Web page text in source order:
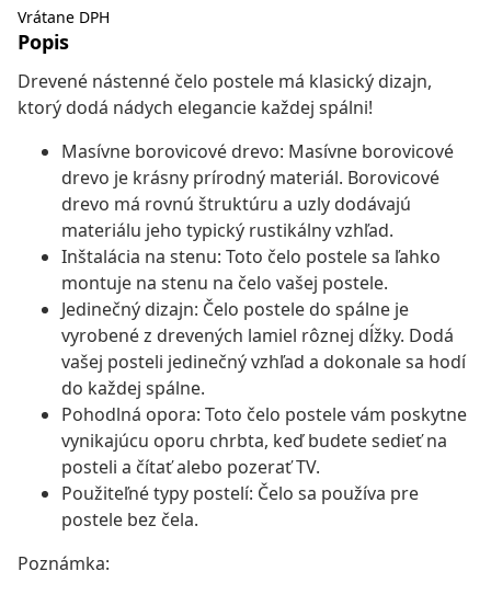
Vrátane DPH
Popis
Drevené nástenné čelo postele má klasický dizajn,
ktorý dodá nádych elegancie každej spálni!
Masívne borovicové drevo: Masívne borovicové
drevo je krásny prírodný materiál. Borovicové
drevo má rovnú štruktúru a uzly dodávajú
materiálu jeho typický rustikálny vzhľad.
Inštalácia na stenu: Toto čelo postele sa ľahko
montuje na stenu na čelo vašej postele.
Jedinečný dizajn: Čelo postele do spálne je
vyrobené z drevených lamiel rôznej dĺžky. Dodá
vašej posteli jedinečný vzhľad a dokonale sa hodí
do každej spálne.
Pohodlná opora: Toto čelo postele vám poskytne
vynikajúcu oporu chrbta, keď budete sedieť na
posteli a čítať alebo pozerať TV.
Použiteľné typy postelí: Čelo sa používa pre
postele bez čela.
Poznámka: